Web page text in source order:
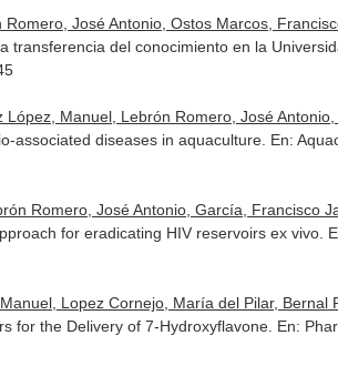
José Antonio, Ostos Marcos,
del conocimiento en la
Manuel, Lebrón Romero, José
associated diseases in aquaculture. En:
Romero, José Antonio, García, Francisco
for eradicating HIV reservoirs ex vivo.
Lopez Cornejo, María del Pilar, Bernal
for the Delivery of 7-Hydroxyflavone. En: